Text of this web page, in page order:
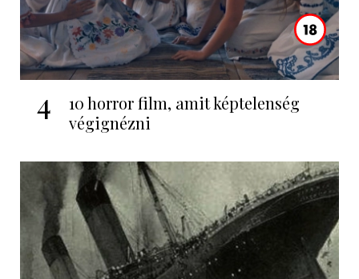
4
10 horror film, amit képtelenség
végignézni